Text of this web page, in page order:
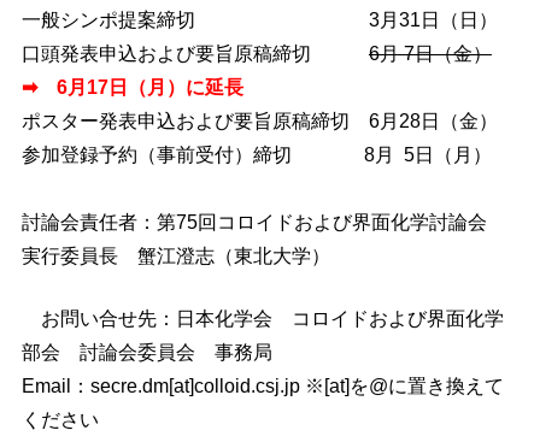
一般シンポ提案締切 3月31日（日）
口頭発表申込および要旨原稿締切 6月 7日（金）
➡ 6月17日（月）に延長
ポスター発表申込および要旨原稿締切 6月28日（金）
参加登録予約（事前受付）締切 8月 5日（月）
討論会責任者：第75回コロイドおよび界面化学討論会
実行委員長 蟹江澄志（東北大学）
お問い合せ先：日本化学会 コロイドおよび界面化学
部会 討論会委員会 事務局
Email：secre.dm[at]colloid.csj.jp ※[at]を@に置き換えて
ください